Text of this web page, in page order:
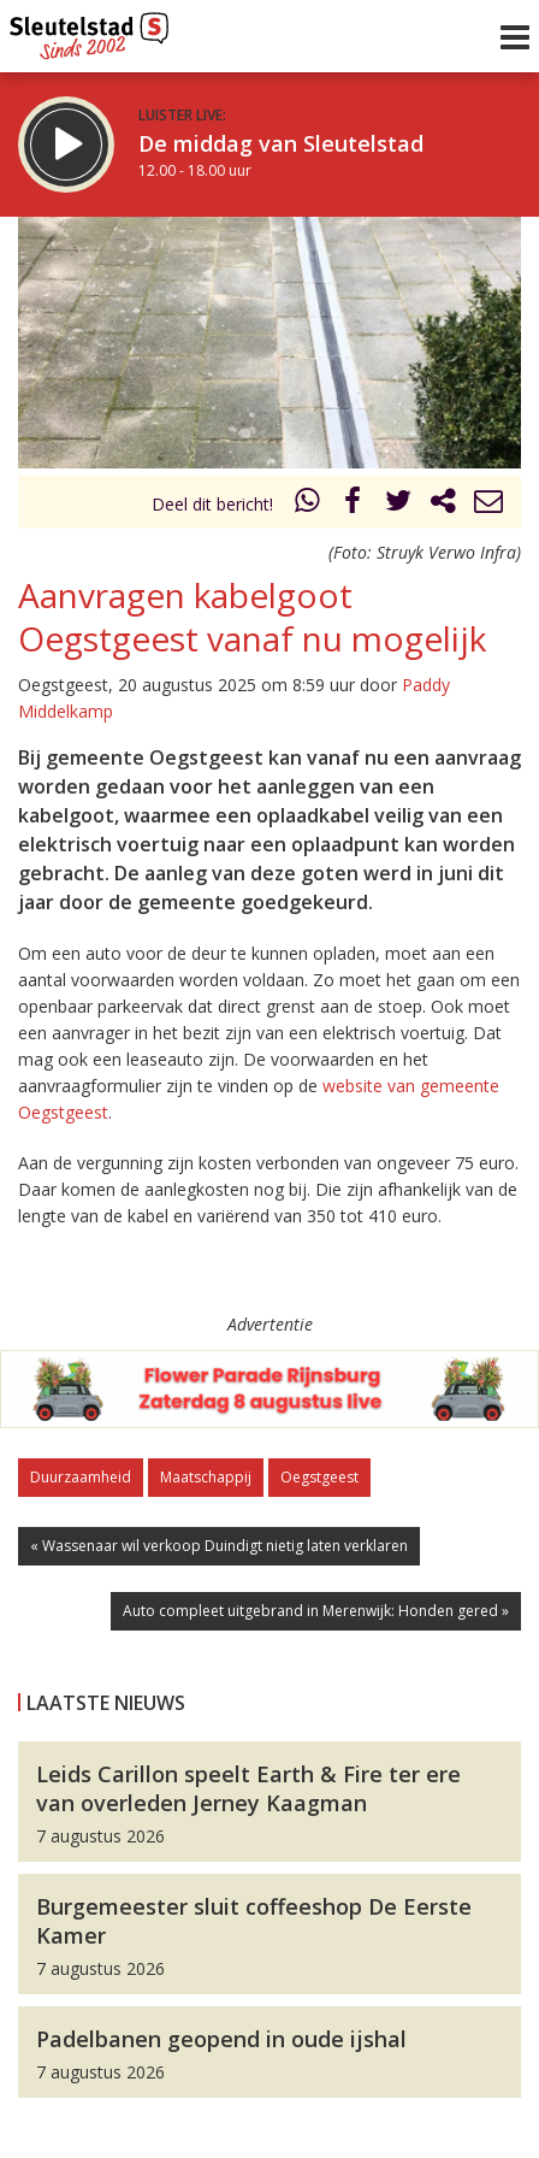
LUISTER LIVE:
De middag van Sleutelstad
12.00 - 18.00 uur
STRAKS:
De vrijdagavond met Keanu
18.00 - 19.00 uur
Vorig uur
uur 1 van 0 Volgend uur
Inklappen
Deel dit bericht!
(Foto: Struyk Verwo Infra)
Aanvragen kabelgoot
Oegstgeest vanaf nu mogelijk
Oegstgeest, 20 augustus 2025 om 8:59 uur door Paddy
Middelkamp
Bij gemeente Oegstgeest kan vanaf nu een aanvraag
worden gedaan voor het aanleggen van een
kabelgoot, waarmee een oplaadkabel veilig van een
elektrisch voertuig naar een oplaadpunt kan worden
gebracht. De aanleg van deze goten werd in juni dit
jaar door de gemeente goedgekeurd.
Om een auto voor de deur te kunnen opladen, moet aan een
aantal voorwaarden worden voldaan. Zo moet het gaan om een
openbaar parkeervak dat direct grenst aan de stoep. Ook moet
een aanvrager in het bezit zijn van een elektrisch voertuig. Dat
mag ook een leaseauto zijn. De voorwaarden en het
aanvraagformulier zijn te vinden op de website van gemeente
Oegstgeest.
Aan de vergunning zijn kosten verbonden van ongeveer 75 euro.
Daar komen de aanlegkosten nog bij. Die zijn afhankelijk van de
lengte van de kabel en variërend van 350 tot 410 euro.
Advertentie
Duurzaamheid Maatschappij Oegstgeest
« Wassenaar wil verkoop Duindigt nietig laten verklaren
Auto compleet uitgebrand in Merenwijk: Honden gered »
LAATSTE NIEUWS
Leids Carillon speelt Earth & Fire ter ere
van overleden Jerney Kaagman
7 augustus 2026
Burgemeester sluit coffeeshop De Eerste
Kamer
7 augustus 2026
Padelbanen geopend in oude ijshal
7 augustus 2026